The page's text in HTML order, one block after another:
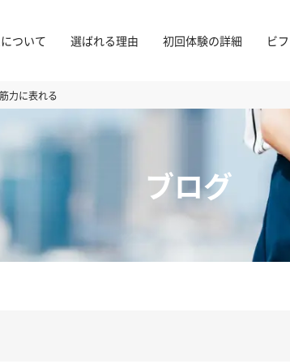
ついて 選ばれる理由 初回体験の詳細 ビ
力に表れる
ブログ